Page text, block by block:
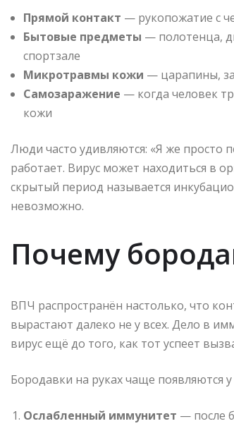
Прямой контакт — рукопожатие с
Бытовые предметы — полотенца,
спортзале
Микротравмы кожи — царапины,
Самозаражение — когда человек
кожи
Люди часто удивляются: «Я же просто
работает. Вирус может находиться в
скрытый период называется
невозможно.
Почему
ВПЧ распространён настолько, что
вырастают далеко не у всех. Дело в
вирус ещё до того, как тот успеет
Бородавки на руках чаще появляются
Ослабленный иммунитет — после